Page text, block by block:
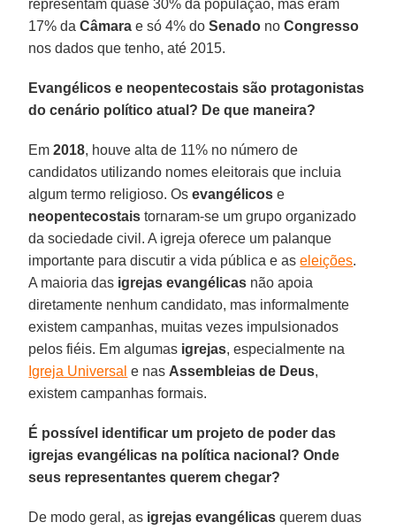
representam quase 30% da população, mas eram
17% daCâmara e só 4% doSenado no Congresso
nos dados que tenho, até 2015.
Evangélicos e neopentecostais são protagonistas
do cenário político atual? De que maneira?
Em 2018, houve alta de 11% no número de
candidatos utilizando nomes eleitorais que incluia
algum termo religioso. Osevangélicos e
neopentecostais tornaram-se um grupo organizado
da sociedade civil. A igreja oferece um palanque
importante para discutir a vida pública e aseleições.
A maioria das igrejas evangélicas não apoia
diretamente nenhum candidato, mas informalmente
existem campanhas, muitas vezes impulsionados
pelos fiéis. Em algumas igrejas, especialmente na
Igreja Universal e nas Assembleias de Deus,
existem campanhas formais.
É possível identificar um projeto de poder das
igrejas evangélicas na política nacional? Onde
seus representantes querem chegar?
De modo geral, as igrejas evangélicas querem duas